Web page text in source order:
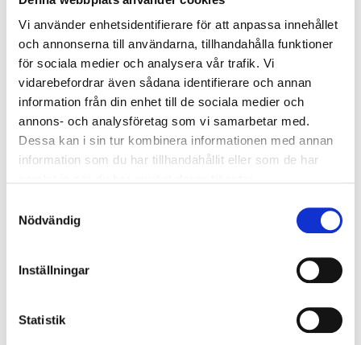
Vi använder enhetsidentifierare för att anpassa innehållet
och annonserna till användarna, tillhandahålla funktioner
för sociala medier och analysera vår trafik. Vi
vidarebefordrar även sådana identifierare och annan
information från din enhet till de sociala medier och
annons- och analysföretag som vi samarbetar med.
Dessa kan i sin tur kombinera informationen med annan
information som du har tillhandahållit eller som de har
Nödvändig
Inställningar
Statistik
Överspänningsskydd DM
kV/kA:
Ljusstyrning
Ljusstyrning:
Tänd/släck
Sensor:
Utan sensor
Nödljus:
Anslutning
inkopplingen görs enkelt på bottenplattan. Två
genomföringshål varav ett av dem centrerat med